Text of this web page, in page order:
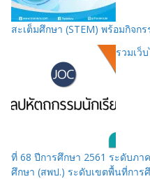
สะเต็มศึกษา (STEM) พร้อมกิจก
รวมเว็
ที่ 68 ปีการศึกษา 2561 ระดับภ
ศึกษา (สพป.) ระดับเขตพื้นที่การ